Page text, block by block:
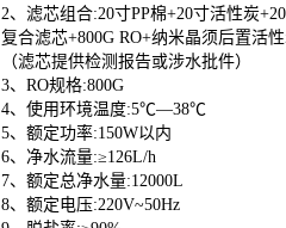
2、滤芯组合:20寸PP棉+20寸活性炭
复合滤芯+800G RO+纳米晶须后置活
（滤芯提供检测报告或涉水批件）
3、RO规格:800G
4、使用环境温度:5℃—38℃
5、额定功率:150W以内
6、净水流量:≥126L/h
7、额定总净水量:12000L
8、额定电压:220V~50Hz